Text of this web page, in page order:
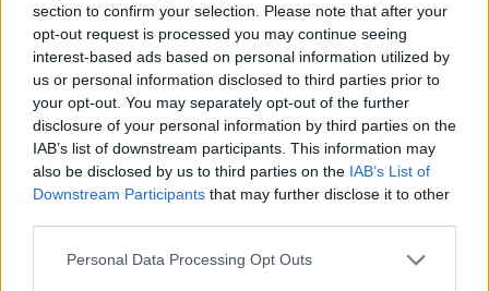
section to confirm your selection. Please note that after your
opt-out request is processed you may continue seeing
interest-based ads based on personal information utilized by
us or personal information disclosed to third parties prior to
your opt-out. You may separately opt-out of the further
disclosure of your personal information by third parties on the
IAB’s list of downstream participants. This information may
also be disclosed by us to third parties on the IAB’s List of
Downstream Participants that may further disclose it to other
Personal Data Processing Opt Outs
Hoeveelheid bijwerkingen
Als ik er 's morgens 2 tegelijk van 800 mg inneem, dan
werkt het 's avonds niet goed meer, dus neem ik er 1 's
morgens om half 7 en 1 's middags rond half 3. Dan gaat
het goed. Na 3 dagen ongezond eten en drinken, werken
de medicijnen niet meer goed